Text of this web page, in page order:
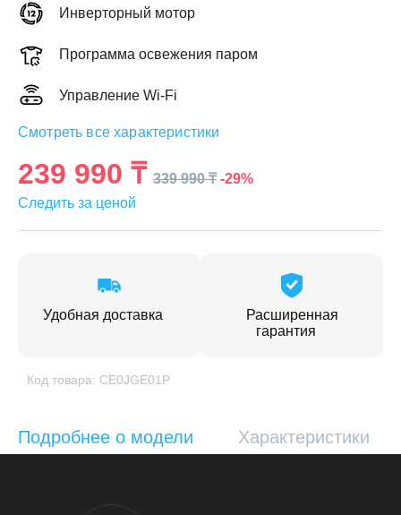
упаковки
к выбору
Выберите свою стирально-сушильную
Перейти к выбору
Инверторный мотор
Программа освежения паром
Управление Wi-Fi
Смотреть все характеристики
239 990 ₸ 339 990 ₸ -29%
Следить за ценой
Удобная доставка
Расширенная
гарантия
Код товара: CE0JGE01P
Подробнее о модели Характеристики